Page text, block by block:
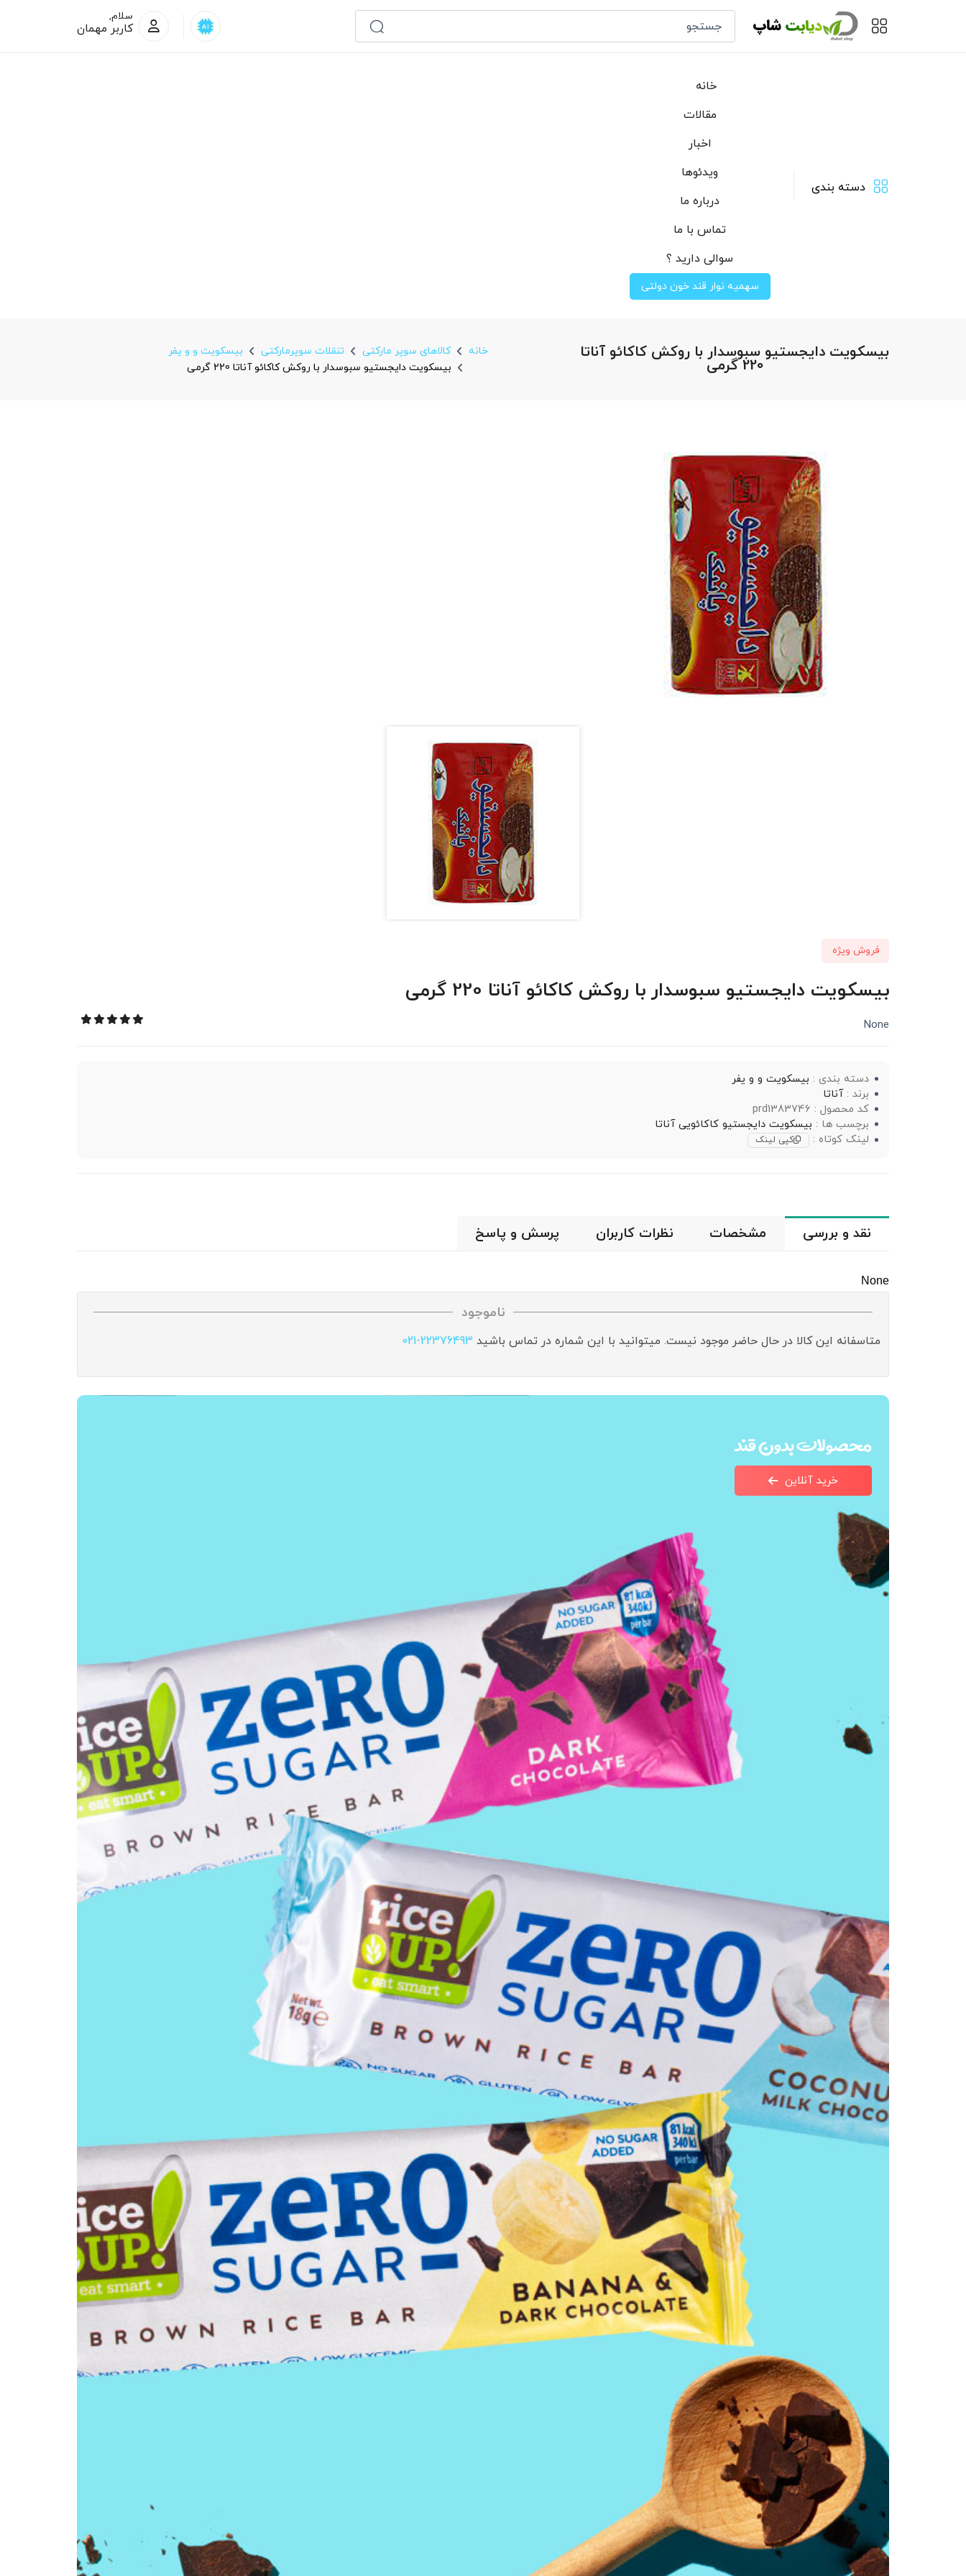
سلام,
کاربر مهمان
دسته بندی
خانه
مقالات
اخبار
ویدئوها
درباره ما
تماس با ما
سوالی دارید ؟
سهمیه نوار قند خون دولتی
بیسکویت دایجستیو سبوسدار با روکش کاکائو آناتا
220 گرمی
خانه کالاهای سوپر مارکتی تنقلات سوپرمارکتی
بیسکویت و و یفر
بیسکویت دایجستیو سبوسدار با روکش کاکائو آناتا 220 گرمی
فروش ویژه
بیسکویت دایجستیو سبوسدار با روکش کاکائو آناتا 220 گرمی
None
دسته بندی : بیسکویت و و یفر
برند :آناتا
کد محصول : prd1383746
برچسب ها : بیسکویت دایجستیو کاکائویی آناتا
لینک کوتاه :
کپی لینک
نقد و بررسی مشخصات نظرات کاربران پرسش و پاسخ
None
ناموجود
متاسفانه این کالا در حال حاضر موجود نیست. میتوانید با این شماره در تماس باشید 021-22376493
محصولات بدون قند
خرید آنلاین